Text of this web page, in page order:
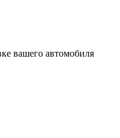
вашего автомобиля